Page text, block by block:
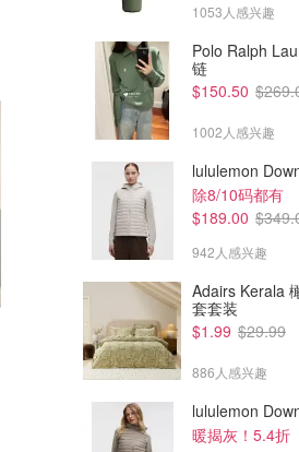
$241.94 $392.88
Longchamp Le Pliage Energy
XS 手提包
特包
1053人感兴趣
Polo Ralph Lauren 卫衣
链
$150.50
1002人感兴趣
除8/10码都有
$189.00
942人感兴趣
Adairs Kerala
套套装
$1.99 $29.99
886人感兴趣
暖揭灰！5.4折